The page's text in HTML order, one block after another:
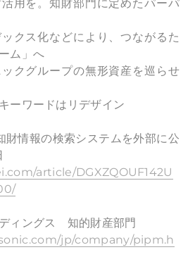
用を。知財部門に定めたパーパ
クス化などにより、つながるた
ム」へ
クグループの無形資産を巡らせ
ーワードはリデザイン
財情報の検索システムを外部に公
article/DGXZQOUF142U
ィングス 知的財産部門
jp/company/pipm.h